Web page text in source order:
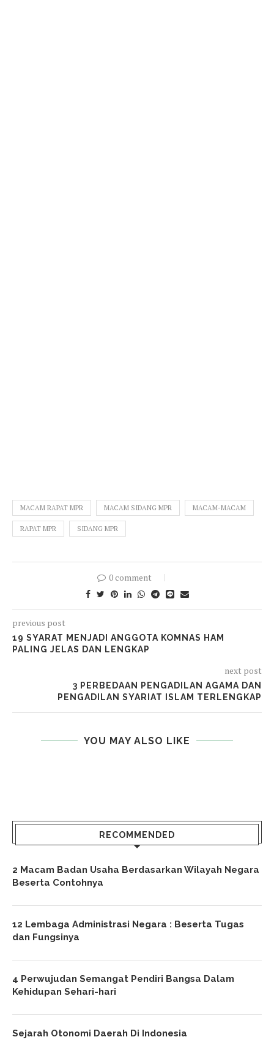
MACAM RAPAT MPR MACAM SIDANG MPR MACAM-MACAM
RAPAT MPR SIDANG MPR
0 comment
previous post
19 SYARAT MENJADI ANGGOTA KOMNAS HAM
PALING JELAS DAN LENGKAP
next post
3 PERBEDAAN PENGADILAN AGAMA DAN
PENGADILAN SYARIAT ISLAM TERLENGKAP
YOU MAY ALSO LIKE
RECOMMENDED
2 Macam Badan Usaha Berdasarkan Wilayah Negara
Beserta Contohnya
12 Lembaga Administrasi Negara : Beserta Tugas
dan Fungsinya
4 Perwujudan Semangat Pendiri Bangsa Dalam
Kehidupan Sehari-hari
Sejarah Otonomi Daerah Di Indonesia